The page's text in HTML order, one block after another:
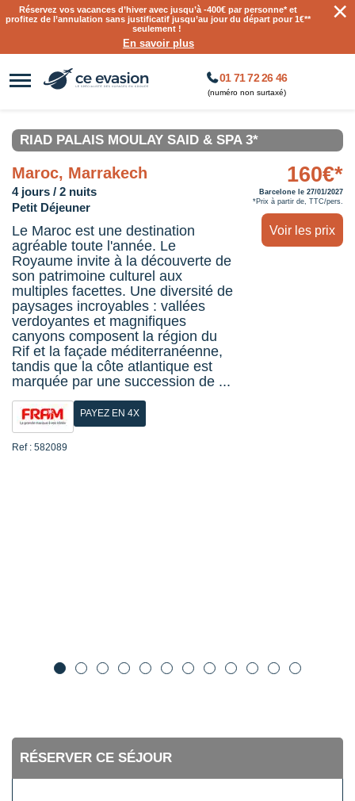
Réservez vos vacances d’hiver avec jusqu’à-400€ par personne* et
profitez de l’annulation sans justificatif jusqu’au jour du départ pour 1€**
seulement !
En savoir plus
×
01 71 72 26 46
(numéro non surtaxé)
RIAD PALAIS MOULAY SAID & SPA 3*
Maroc, Marrakech
4 jours / 2 nuits
Petit Déjeuner
Le Maroc est une destination
agréable toute l'année. Le
Royaume invite à la découverte de
son patrimoine culturel aux
multiples facettes. Une diversité de
paysages incroyables : vallées
verdoyantes et magnifiques
canyons composent la région du
Rif et la façade méditerranéenne,
tandis que la côte atlantique est
marquée par une succession de ...
PAYEZ EN 4X
Ref : 582089
160€*
Barcelone le 27/01/2027
*Prix à partir de, TTC/pers.
Voir les prix
RÉSERVER CE SÉJOUR